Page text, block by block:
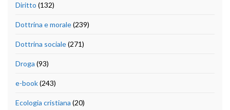
Diritto (132)
Dottrina e morale(239)
Dottrina sociale(271)
Droga (93)
e-book(243)
Ecologia cristiana (20)